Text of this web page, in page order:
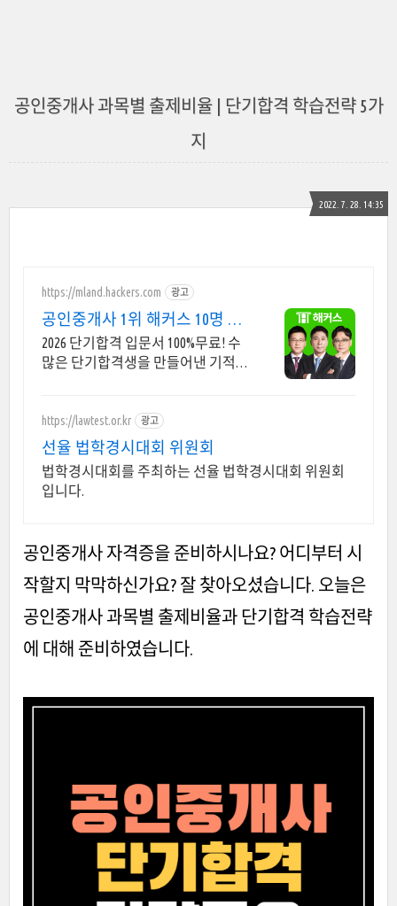
공인중개사 과목별 출제비율 | 단기합격 학습전략 5가
지
2022. 7. 28. 14:35
https://mland.hackers.com 광고
공인중개사 1위 해커스 10명 중
9명 1년내 합격
2026 단기합격 입문서 100%무료! 수
많은 단기합격생을 만들어낸 기적의
https://lawtest.or.kr 광고
선율 법학경시대회 위원회
법학경시대회를 주최하는 선율 법학경시대회 위원회
입니다.
공인중개사 자격증을 준비하시나요? 어디부터 시
작할지 막막하신가요? 잘 찾아오셨습니다. 오늘은
공인중개사 과목별 출제비율과 단기합격 학습전략
에 대해 준비하였습니다.